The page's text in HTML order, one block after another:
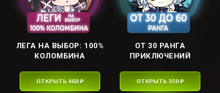
ЛЕГА НА ВЫБОР: ㅤ100%
КОЛОМБИНАㅤ
ОТКРЫТЬ 460 ₽
ОТ 30 РАНГА
ПРИКЛЮЧЕНИЙ
ОТКРЫТЬ 350 ₽